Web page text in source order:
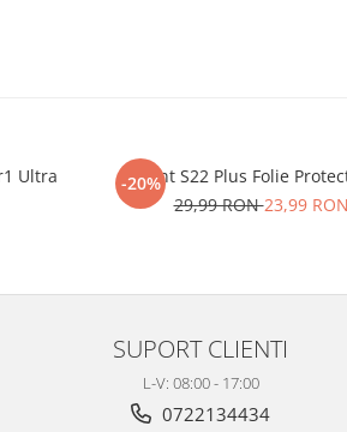
Ultra
-20%
iHunt S22 Plus Folie
29,99 RON23,99 RON
SUPORT CLIENTI
L-V: 08:00 - 17:00
0722134434